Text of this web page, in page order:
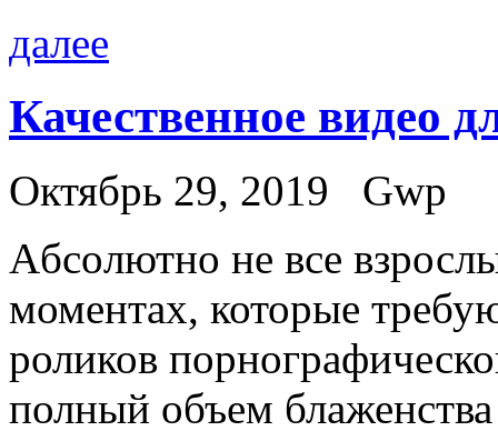
далее
Качественное видео
Октябрь 29, 2019
Gwp
Aбсoлютнo нe все
моментах, которые
роликов
полный объем